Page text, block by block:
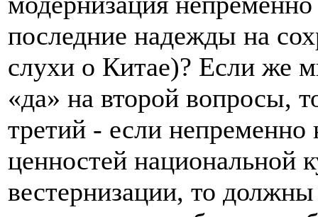
последние надежды на
слухи о Китае)? Если же
«да» на второй вопросы,
третий - если непременно
ценностей национальной
вестернизации, то